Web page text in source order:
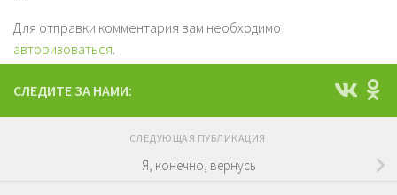
Для отправки комментария вам необходимо
авторизоваться.
СЛЕДИТЕ ЗА НАМИ:
СЛЕДУЮЩАЯ ПУБЛИКАЦИЯ
Я, конечно, вернусь